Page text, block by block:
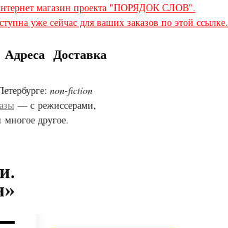
магазин проекта "ПОРЯДОК СЛОВ".
уже сейчас для ваших заказов по этой ссылке.
Адреса Доставка
non-fiction
— с режиссерами,
другое.